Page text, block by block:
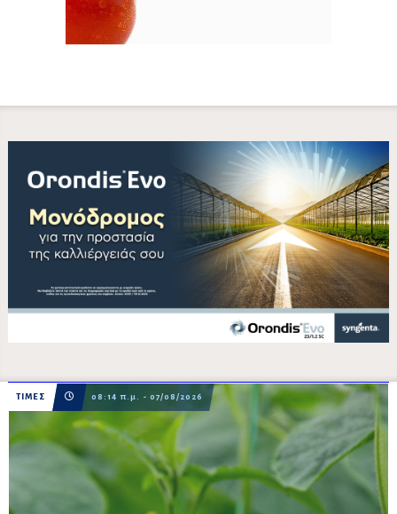
ΤΙΜΕΣ 08:14 π.μ. - 07/08/2026